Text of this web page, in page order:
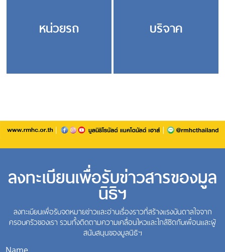
หน่วยรถ บริจาค
ลงทะเบียนเพื่อรับข่าวสารของมูล
นิธิฯ
ลงทะเบียนเพื่อรับจดหมายข่าวและอ่านเรื่องราวที่สร้างแรงบันดาลใจจาก
ครอบครัวของเรา รวมทั้งติดตามความเคลื่อนไหวและใกล้ชิดกับเพื่อนและผู้
สนับสนุนของมูลนิธิฯ